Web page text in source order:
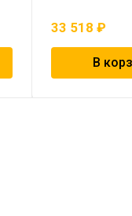
33 518₽
В